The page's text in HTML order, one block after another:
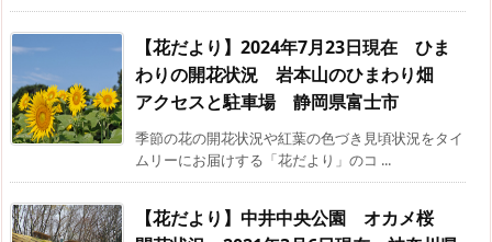
【花だより】2024年7月23日現在 ひま
わりの開花状況 岩本山のひまわり畑
アクセスと駐車場 静岡県富士市
季節の花の開花状況や紅葉の色づき見頃状況をタイ
ムリーにお届けする「花だより」のコ ...
【花だより】中井中央公園 オカメ桜